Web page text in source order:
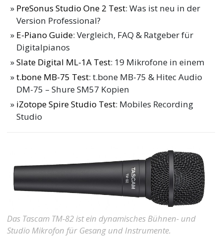
PreSonus Studio One 2 Test: Was ist neu in der
Version Professional?
E-Piano Guide: Vergleich, FAQ & Ratgeber für
Digitalpianos
Slate Digital ML-1A Test: 19 Mikrofone in einem
t.bone MB-75 Test: t.bone MB-75 & Hitec Audio
DM-75 – Shure SM57 Kopien
iZotope Spire Studio Test: Mobiles Recording
Studio
Das Tascam TM-82 ist ein dynamisches Bühnen- und
Studio Mikrofon für Gesang und Instrumente.